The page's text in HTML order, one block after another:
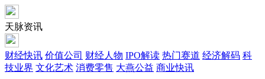
天脉资讯
财经快讯 价值公司 财经人物 IPO解读 热门赛道 经济解码 科
技业界 文化艺术 消费零售 大燕公益 商业快讯